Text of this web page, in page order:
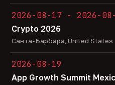
2026-08-17 - 2026-
Crypto 2026
Санта-Барбара, United States
2026-08-19
App Growth Summit